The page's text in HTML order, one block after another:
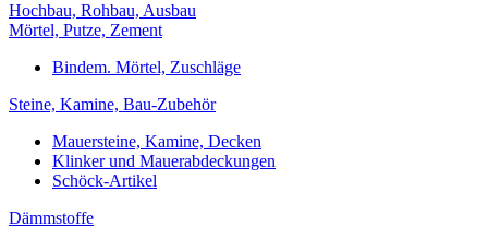
Hochbau, Rohbau, Ausbau
Mörtel, Putze, Zement
Bindem. Mörtel, Zuschläge
Steine, Kamine, Bau-Zubehör
Mauersteine, Kamine, Decken
Klinker und Mauerabdeckungen
Schöck-Artikel
Dämmstoffe